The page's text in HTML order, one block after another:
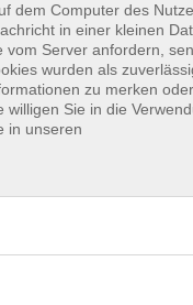
dem Computer des
in einer kleinen
vom Server anfordern,
wurden als
zu merken
Sie in die
in unseren